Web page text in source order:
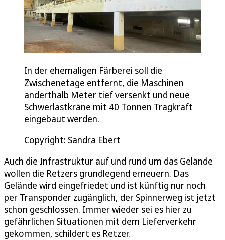
In der ehemaligen Färberei soll die
Zwischenetage entfernt, die Maschinen
anderthalb Meter tief versenkt und neue
Schwerlastkräne mit 40 Tonnen Tragkraft
eingebaut werden.
Copyright: Sandra Ebert
Auch die Infrastruktur auf und rund um das Gelände
wollen die Retzers grundlegend erneuern. Das
Gelände wird eingefriedet und ist künftig nur noch
per Transponder zugänglich, der Spinnerweg ist jetzt
schon geschlossen. Immer wieder sei es hier zu
gefährlichen Situationen mit dem Lieferverkehr
gekommen, schildert es Retzer.